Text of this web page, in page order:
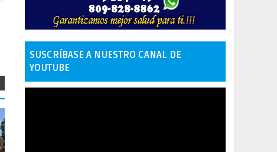
SUSCRÍBASE A NUESTRO CANAL DE
YOUTUBE